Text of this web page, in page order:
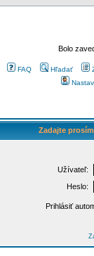
Bolo
FAQ Hľadať
Zadajte
Užívateľ:
Heslo:
Prihlásiť